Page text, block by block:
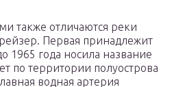
также отличаются реки
Первая принадлежит
1965 года носила название
по территории полуострова
водная артерия